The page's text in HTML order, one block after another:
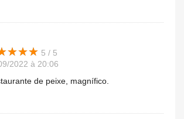
★★★
★★★ 5 / 5
2022 à 20:06
de peixe, magnífico.